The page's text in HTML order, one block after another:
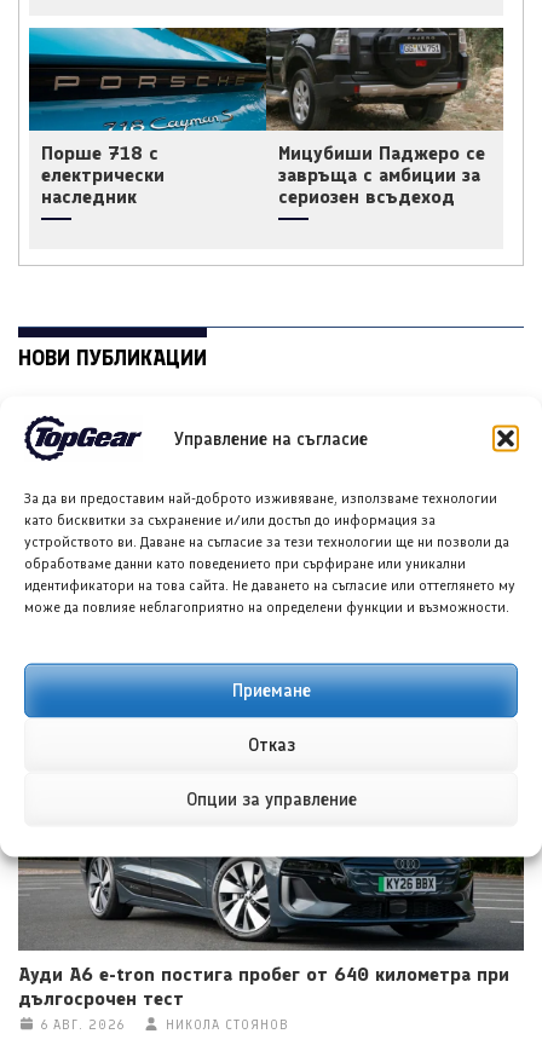
Управление на съгласие
За да ви предоставим най-доброто изживяване, използваме технологии
като бисквитки за съхранение и/или достъп до информация за
устройството ви. Даване на съгласие за тези технологии ще ни позволи да
обработваме данни като поведението при сърфиране или уникални
идентификатори на това сайта. Не даването на съгласие или оттеглянето му
може да повлияе неблагоприятно на определени функции и възможности.
Приемане
Отказ
Опции за управление
Порше 718 с
електрически
наследник
Мицубиши Паджеро се
завръща с амбиции за
сериозен всъдеход
НОВИ ПУБЛИКАЦИИ
силови модули от силициев карбид
6 АВГ. 2026 ГЕОРГИ ВАСИЛЕВ
Ауди A6 e-tron постига пробег от 640 километра при
дългосрочен тест
6 АВГ. 2026 НИКОЛА СТОЯНОВ